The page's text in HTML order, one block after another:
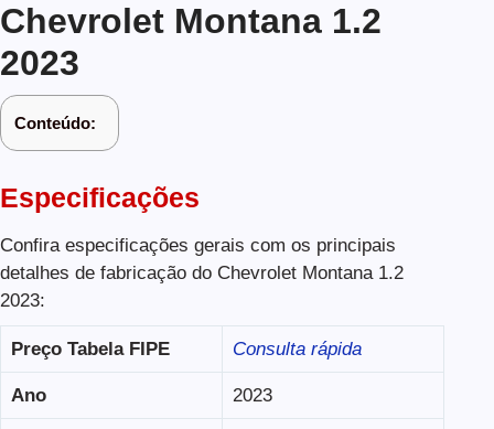
Chevrolet Montana 1.2
2023
Conteúdo:
Especificações
Confira especificações gerais com os principais
detalhes de fabricação do Chevrolet Montana 1.2
2023:
Preço Tabela FIPE Consulta rápida
Ano 2023